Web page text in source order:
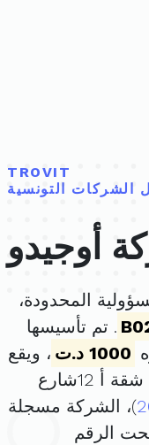
TROVIT
الشركات التونسية
أوجيدو
المحدودة،
. تم تأسيسها
1000 د.ت
، ويقع
مقرها الرئيسي في اقامة الحبيب شقة أ 12شارع
)، الشركة مسجلة
الرقم